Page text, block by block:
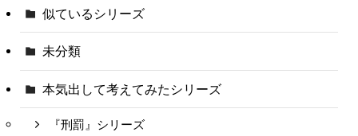
似ているシリーズ
未分類
本気出して考えてみたシリーズ
『刑罰』シリーズ